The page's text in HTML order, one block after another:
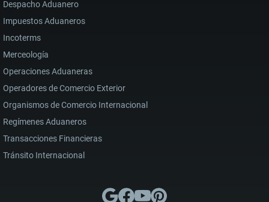
Despacho Aduanero
Impuestos Aduaneros
Incoterms
Merceología
Operaciones Aduaneras
Operadores de Comercio Exterior
Organismos de Comercio Internacional
Regímenes Aduaneros
Transacciones Financieras
Tránsito Internacional